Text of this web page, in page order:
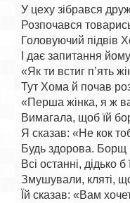
У цеху зібрався
Розпочався
Головуючий підвів
І дає запитання
«Як ти встиг п’ять
Тут Хома й почав
«Перша жінка, я ж
Вимагала, щоб їй
Я сказав: «Не кок
Будь здорова. Борщ
Всі останні, дідько б
Змушували, кляті,
Їй сказав: «Вам